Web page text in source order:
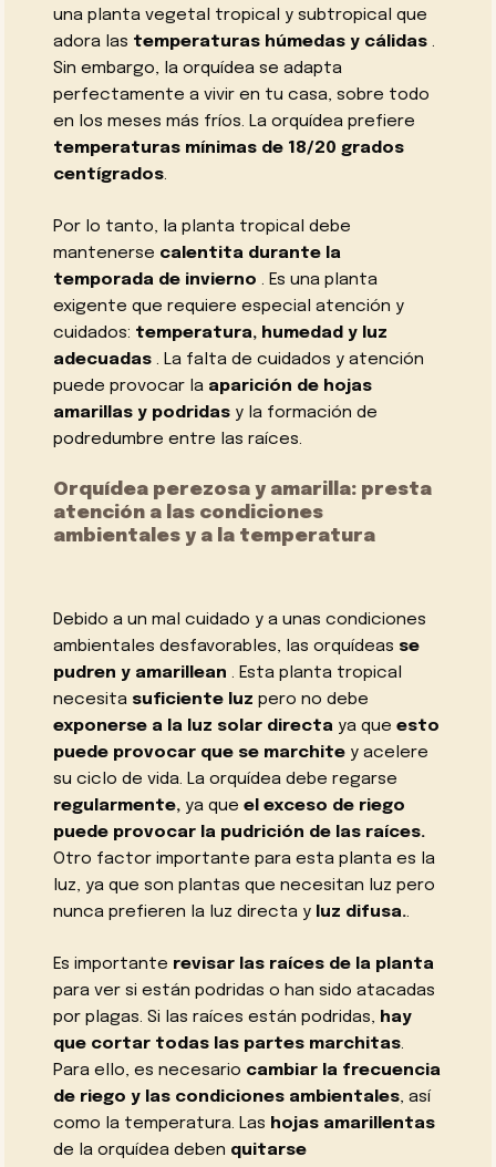
una planta vegetal tropical y subtropical que
adora las temperaturas húmedas y cálidas .
Sin embargo, la orquídea se adapta
perfectamente a vivir en tu casa, sobre todo
en los meses más fríos. La orquídea prefiere
temperaturas mínimas de 18/20 grados
centígrados.
Por lo tanto, la planta tropical debe
mantenerse calentita durante la
temporada de invierno . Es una planta
exigente que requiere especial atención y
cuidados: temperatura, humedad y luz
adecuadas . La falta de cuidados y atención
puede provocar la aparición de hojas
amarillas y podridas y la formación de
podredumbre entre las raíces.
Orquídea perezosa y amarilla: presta
atención a las condiciones
ambientales y a la temperatura
Debido a un mal cuidado y a unas condiciones
ambientales desfavorables, las orquídeas se
pudren y amarillean . Esta planta tropical
necesita suficiente luz pero no debe
exponerse a la luz solar directa ya queesto
puede provocar que se marchite y acelere
su ciclo de vida. La orquídea debe regarse
regularmente, ya queel exceso de riego
puede provocar la pudrición de las raíces.
Otro factor importante para esta planta es la
luz, ya que son plantas que necesitan luz pero
nunca prefieren la luz directa y luz difusa..
Es importante revisar las raíces de la planta
para ver si están podridas o han sido atacadas
por plagas. Si las raíces están podridas, hay
que cortar todas las partes marchitas.
Para ello, es necesario cambiar la frecuencia
de riego y las condiciones ambientales, así
como la temperatura. Las hojas amarillentas
de la orquídea deben quitarse